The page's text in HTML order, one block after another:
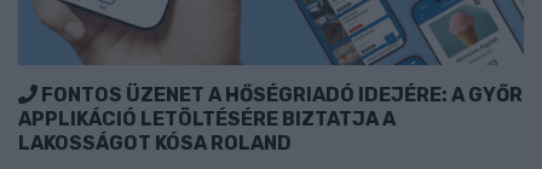
FONTOS ÜZENET A HŐSÉGRIADÓ IDEJÉRE: A GYŐR
APPLIKÁCIÓ LETÖLTÉSÉRE BIZTATJA A
LAKOSSÁGOT KÓSA ROLAND